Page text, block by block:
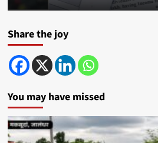
Share the joy
You may have missed